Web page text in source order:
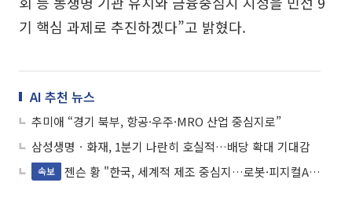
기 핵심 과제로 추진하겠다”고 밝혔다.
AI 추천 뉴스
추미애 “경기 북부, 항공·우주·MRO 산업 중심지로”
삼성생명ㆍ화재, 1분기 나란히 호실적…배당 확대 기대감
속보 젠슨 황 "한국, 세계적 제조 중심지…로봇·피지컬AI 적용 가능"